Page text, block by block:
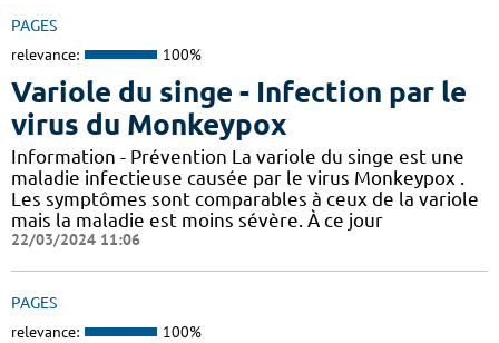
PAGES
relevance: 100%
Variole du singe - Infection par le
virus du Monkeypox
Information - Prévention La variole du singe est une
maladie infectieuse causée par le virus Monkeypox .
Les symptômes sont comparables à ceux de la variole
mais la maladie est moins sévère. À ce jour
22/03/2024 11:06
PAGES
relevance: 100%